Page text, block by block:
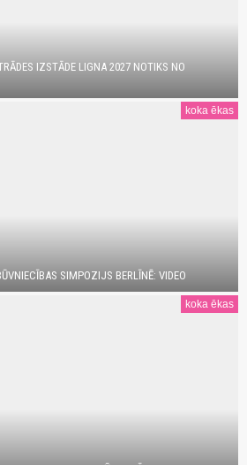
IZSTĀDE LIGNA 2027 NOTIKS NO
koka ēkas
SIMPOZIJS BERLĪNĒ: VIDEO
koka ēkas